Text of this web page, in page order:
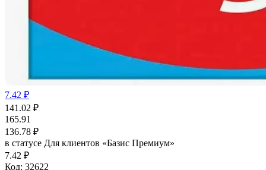
7.42 ₽
141.02 ₽
165.91
136.78 ₽
в статусе Для клиентов «Базис Премиум»
7.42 ₽
Код: 32622